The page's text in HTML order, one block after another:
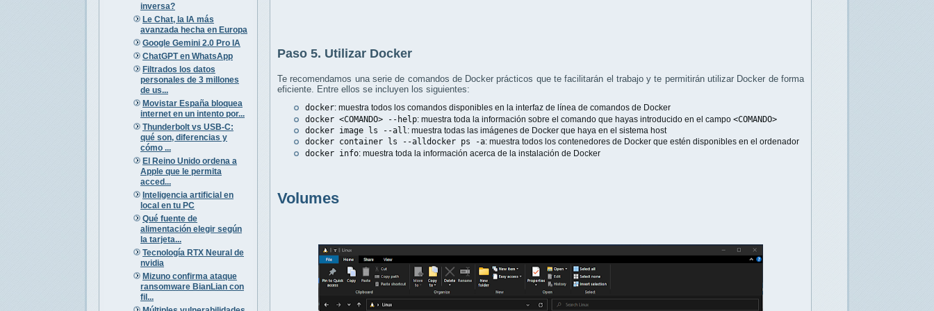
inversa?
Le Chat, la IA más
avanzada hecha en Europa
Google Gemini 2.0 Pro IA
ChatGPT en WhatsApp
Filtrados los datos
personales de 3 millones
de us...
Movistar España bloquea
internet en un intento por...
Thunderbolt vs USB-C:
qué son, diferencias y
cómo ...
El Reino Unido ordena a
Apple que le permita
acced...
Inteligencia artificial en
local en tu PC
Qué fuente de
alimentación elegir según
la tarjeta...
Tecnología RTX Neural de
nvidia
Mizuno confirma ataque
ransomware BianLian con
fil...
Paso 5. Utilizar Docker
Te recomendamos una serie de comandos de Docker prácticos que te facilitarán el trabajo y te permitirán utilizar Docker de forma
eficiente. Entre ellos se incluyen los siguientes:
docker: muestra todos los comandos disponibles en la interfaz de línea de comandos de Docker
docker <COMANDO> --help: muestra toda la información sobre el comando que hayas introducido en el campo <COMANDO>
docker image ls --all: muestra todas las imágenes de Docker que haya en el sistema host
docker container ls --alldocker ps -a: muestra todos los contenedores de Docker que estén disponibles en el ordenador
docker info: muestra toda la información acerca de la instalación de Docker
Volumes